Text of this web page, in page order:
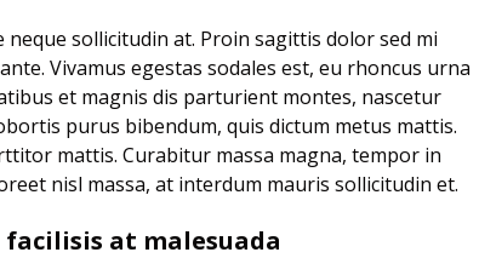
sollicitudin at. Proin sagittis dolor sed mi
Vivamus egestas sodales est, eu rhoncus urna
et magnis dis parturient montes, nascetur
purus bibendum, quis dictum metus mattis.
mattis. Curabitur massa magna, tempor in
nisl massa, at interdum mauris sollicitudin et.
at malesuada